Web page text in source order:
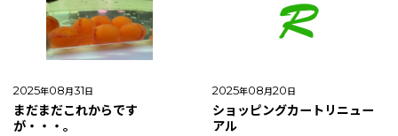
2025年08月31 日
まだまだこれからです
が・・・。
2025年08月20 日
ショッピングカートリニュー
アル